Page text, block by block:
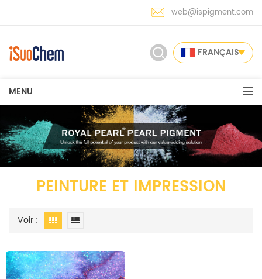
web@ispigment.com
FRANÇAIS
MENU
PEINTURE ET IMPRESSION
Voir :